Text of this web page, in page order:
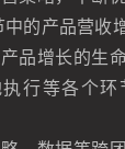
的产品营收
品增长的生
行等各个